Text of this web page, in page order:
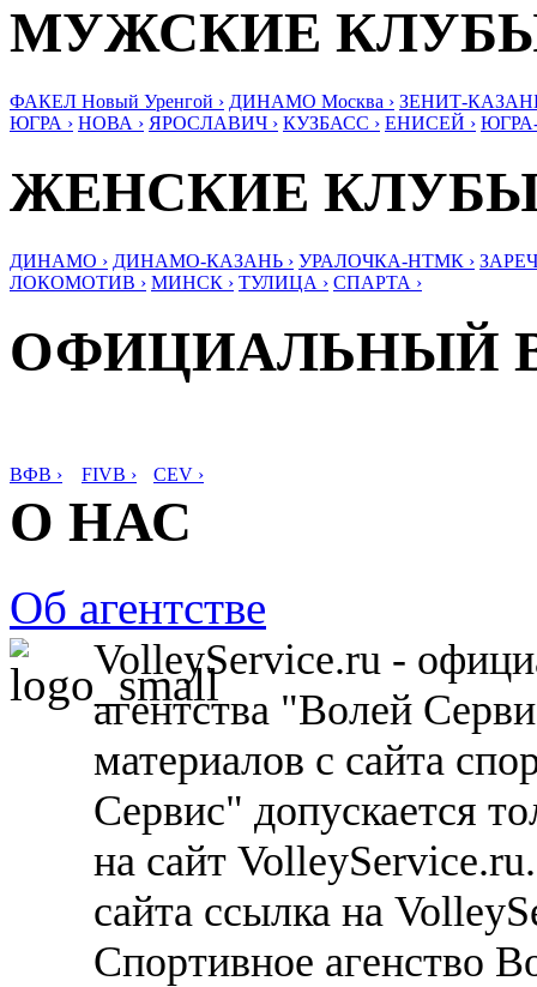
МУЖСКИЕ
ФАКЕЛ Новый Уренгой › ДИНАМО Москва › ЗЕНИТ-
ЮГРА › НОВА › ЯРОСЛАВИЧ › КУЗБАСС › ЕНИСЕЙ ›
ЖЕНСКИЕ
ДИНАМО › ДИНАМО-КАЗАНЬ › УРАЛОЧКА-НТМК ›
ЛОКОМОТИВ › МИНСК › ТУЛИЦА › СПАРТА ›
ОФИЦИАЛЬНЫЙ
ВФВ › FIVB › CEV ›
О НАС
Об агентстве
VolleyService.ru -
агентства "Волей
материалов с сайта
Сервис" допускается
на сайт
сайта ссылка на
Спортивное агенство